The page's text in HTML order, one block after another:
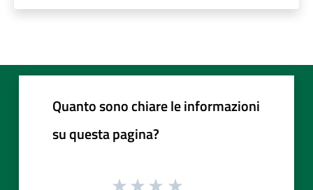
Quanto sono chiare le informazioni
su questa pagina?